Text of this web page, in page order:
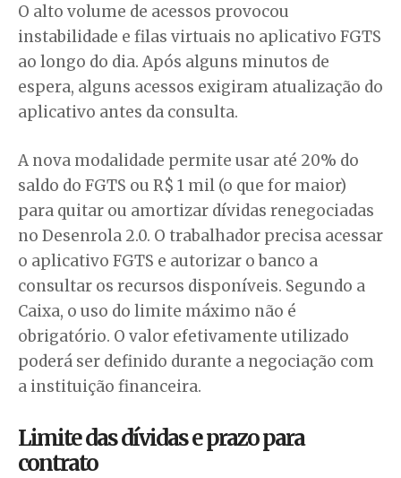
O alto volume de acessos provocou
instabilidade e filas virtuais no aplicativo FGTS
ao longo do dia. Após alguns minutos de
espera, alguns acessos exigiram atualização do
aplicativo antes da consulta.
A nova modalidade permite usar até 20% do
saldo do FGTS ou R$ 1 mil (o que for maior)
para quitar ou amortizar dívidas renegociadas
no Desenrola 2.0. O trabalhador precisa acessar
o aplicativo FGTS e autorizar o banco a
consultar os recursos disponíveis. Segundo a
Caixa, o uso do limite máximo não é
obrigatório. O valor efetivamente utilizado
poderá ser definido durante a negociação com
a instituição financeira.
Limite das dívidas e prazo para
contrato